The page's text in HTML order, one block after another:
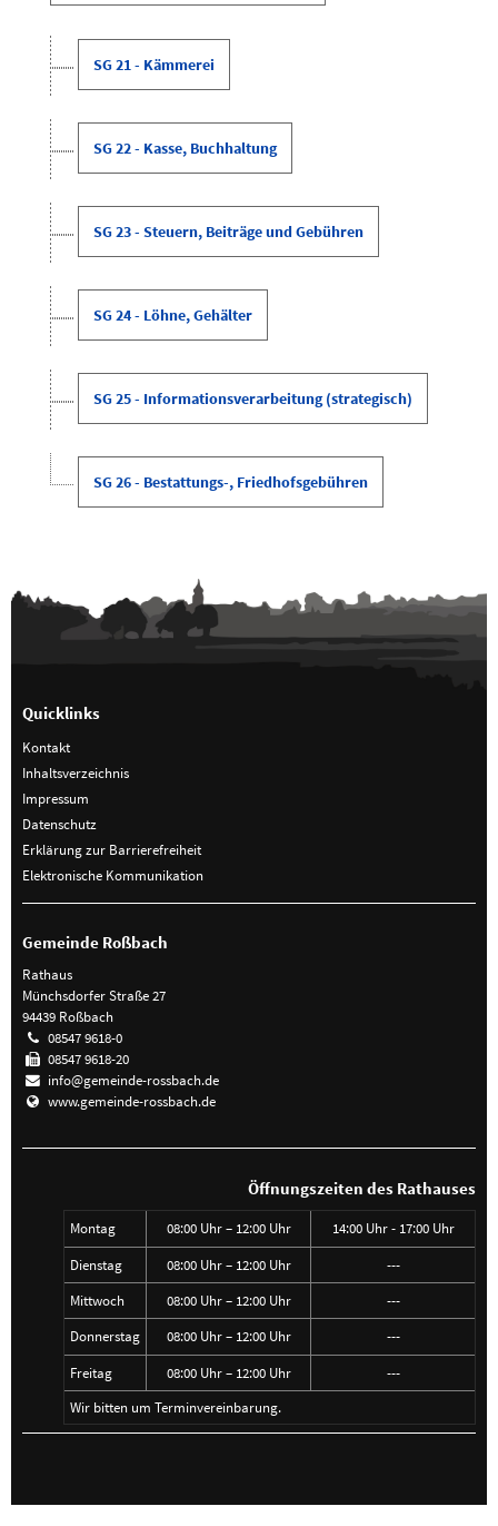
SG 21 - Kämmerei
SG 22 - Kasse, Buchhaltung
SG 23 - Steuern, Beiträge und Gebühren
SG 24 - Löhne, Gehälter
SG 25 - Informationsverarbeitung (strategisch)
SG 26 - Bestattungs-, Friedhofsgebühren
Quicklinks
Kontakt
Inhaltsverzeichnis
Impressum
Datenschutz
Erklärung zur Barrierefreiheit
Elektronische Kommunikation
Gemeinde Roßbach
Rathaus
Münchsdorfer Straße 27
94439 Roßbach
08547 9618-0
08547 9618-20
info@gemeinde-rossbach.de
www.gemeinde-rossbach.de
Öffnungszeiten des Rathauses
Montag 08:00 Uhr – 12:00 Uhr 14:00 Uhr - 17:00 Uhr
Dienstag 08:00 Uhr – 12:00 Uhr
---
Mittwoch
08:00 Uhr – 12:00 Uhr
---
Donnerstag
08:00 Uhr – 12:00 Uhr ---
Freitag 08:00 Uhr – 12:00 Uhr
---
Wir bitten um Terminvereinbarung.